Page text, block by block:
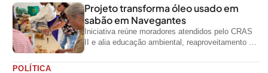
Projeto transforma óleo usado em
sabão em Navegantes
Iniciativa reúne moradores atendidos pelo CRAS
II e alia educação ambiental, reaproveitamento de
POLÍTICA